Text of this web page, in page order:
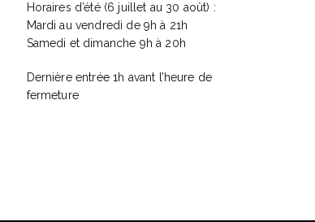
Horaires d’été (6 juillet au 30 août) :
Mardi au vendredi de 9h à 21h
Samedi et dimanche 9h à 20h
Dernière entrée 1h avant l’heure de
fermeture